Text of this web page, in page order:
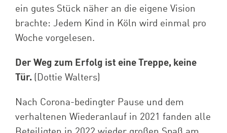
ein gutes Stück näher an die eigene Vision
brachte: Jedem Kind in Köln wird einmal pro
Woche vorgelesen.
Der Weg zum Erfolg ist eine Treppe, keine
Tür. (Dottie Walters)
Nach Corona-bedingter Pause und dem
verhaltenen Wiederanlauf in 2021 fanden alle